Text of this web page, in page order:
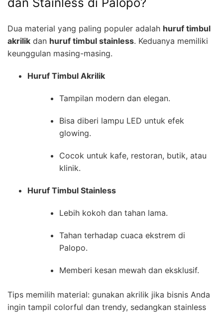
dan Stainless di Palopo?
Dua material yang paling populer adalah huruf timbul
akrilik dan huruf timbul stainless. Keduanya memiliki
keunggulan masing-masing.
Huruf Timbul Akrilik
Tampilan modern dan elegan.
Bisa diberi lampu LED untuk efek
glowing.
Cocok untuk kafe, restoran, butik, atau
klinik.
Huruf Timbul Stainless
Lebih kokoh dan tahan lama.
Tahan terhadap cuaca ekstrem di
Palopo.
Memberi kesan mewah dan eksklusif.
Tips memilih material: gunakan akrilik jika bisnis Anda
ingin tampil colorful dan trendy, sedangkan stainless